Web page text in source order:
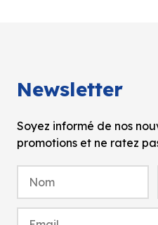
Newsletter
Soyez informé de nos
promotions et ne ratez